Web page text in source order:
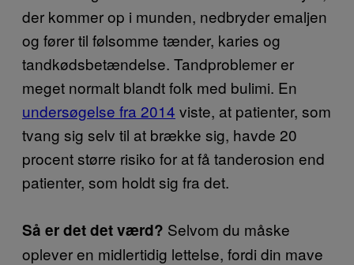
der kommer op i munden, nedbryder emaljen
og fører til følsomme tænder, karies og
tandkødsbetændelse. Tandproblemer er
meget normalt blandt folk med bulimi. En
undersøgelse fra 2014 viste, at patienter, som
tvang sig selv til at brække sig, havde 20
procent større risiko for at få tanderosion end
patienter, som holdt sig fra det.
Så er det det værd? Selvom du måske
oplever en midlertidig lettelse, fordi din mave